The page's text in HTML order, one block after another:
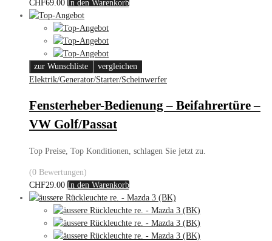
CHF69.00 In den Warenkorb
zur Wunschliste
vergleichen
Elektrik/Generator/Starter/Scheinwerfer
Fensterheber-Bedienung – Beifahrertüre –
VW Golf/Passat
Top Preise, Top Konditionen, schlagen Sie jetzt zu.
(0 Bewertungen)
CHF29.00 In den Warenkorb